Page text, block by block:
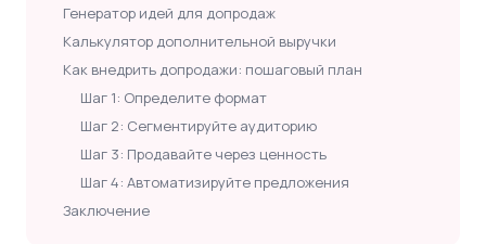
Генератор идей для допродаж
Калькулятор дополнительной выручки
Как внедрить допродажи: пошаговый план
Шаг 1: Определите формат
Шаг 2: Сегментируйте аудиторию
Шаг 3: Продавайте через ценность
Шаг 4: Автоматизируйте предложения
Заключение